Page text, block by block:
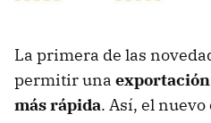
La primera de las
permitir una
más rápida. Así, el